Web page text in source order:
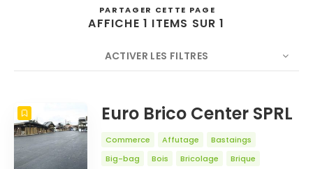
PARTAGER CETTE PAGE
AFFICHE 1 ITEMS SUR 1
ACTIVER LES FILTRES
NOMBRE Titre
Euro Brico Center SPRL
Commerce Affutage
Bastaings
Big-bag
Bois Bricolage
Brique